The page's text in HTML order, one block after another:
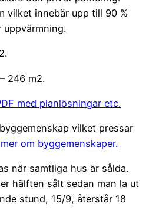
vilket innebär upp till 90 %
246 m2.
med planlösningar etc.
vilket pressar
om byggemenskaper.
när samtliga hus är sålda.
hälften sålt sedan man la ut
stund, 15/9, återstår 18